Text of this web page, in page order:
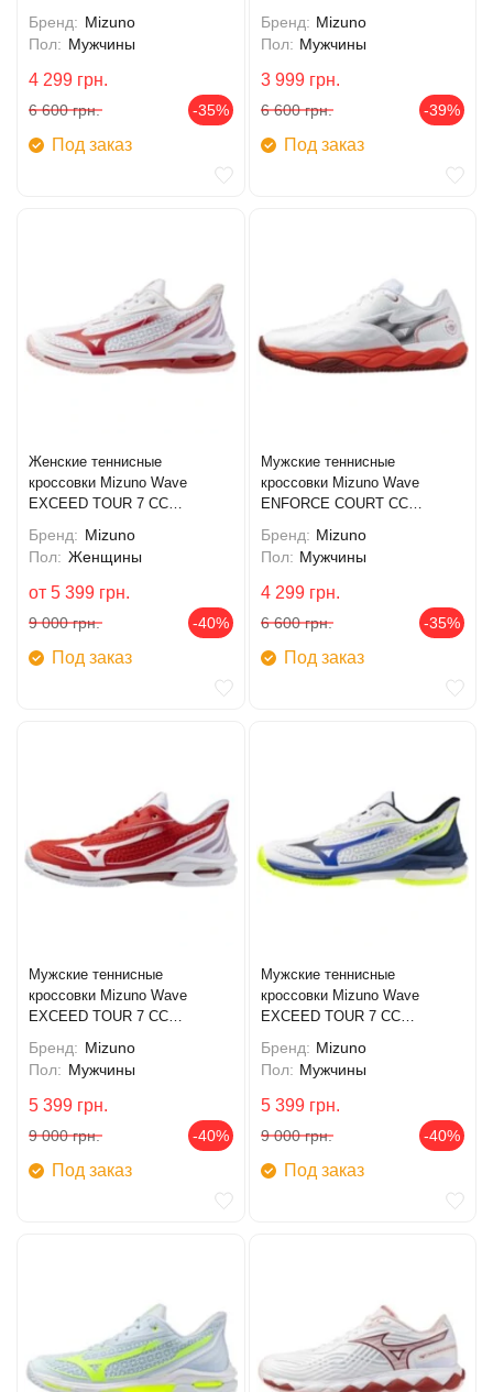
Бренд: Mizuno
Пол: Мужчины
4 299 грн.
6 600 грн. -35%
Под заказ
Бренд: Mizuno
Пол: Мужчины
3 999 грн.
6 600 грн. -39%
Под заказ
Женские теннисные
кроссовки Mizuno Wave
EXCEED TOUR 7 CC
Бренд: Mizuno
Пол: Женщины
от 5 399 грн.
9 000 грн. -40%
Под заказ
Мужские теннисные
кроссовки Mizuno Wave
ENFORCE COURT CC
Бренд: Mizuno
Пол: Мужчины
4 299 грн.
6 600 грн. -35%
Под заказ
Мужские теннисные
кроссовки Mizuno Wave
EXCEED TOUR 7 CC
Бренд: Mizuno
Пол: Мужчины
5 399 грн.
9 000 грн. -40%
Под заказ
Мужские теннисные
кроссовки Mizuno Wave
EXCEED TOUR 7 CC
Бренд: Mizuno
Пол: Мужчины
5 399 грн.
9 000 грн. -40%
Под заказ